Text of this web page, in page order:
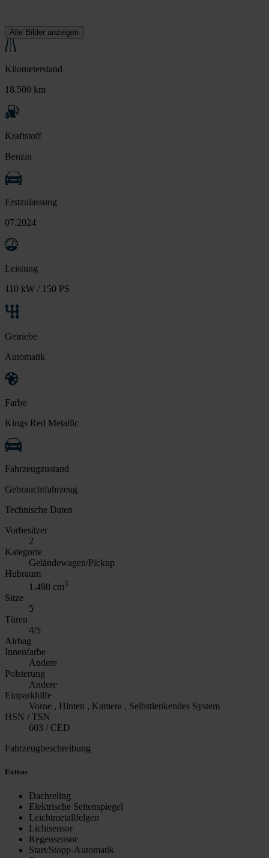
Alle Bilder anzeigen
Kilometerstand
18.500 km
Kraftstoff
Benzin
Erstzulassung
07.2024
Leistung
110 kW / 150 PS
Getriebe
Automatik
Farbe
Kings Red Metallic
Fahrzeugzustand
Gebrauchtfahrzeug
Technische Daten
Vorbesitzer
2
Kategorie
Geländewagen/Pickup
Hubraum
1.498 cm3
Sitze
5
Türen
4/5
Airbag
Innenfarbe
Andere
Polsterung
Andere
Einparkhilfe
Vorne , Hinten , Kamera , Selbstlenkendes System
HSN / TSN
603 / CED
Fahrzeugbeschreibung
Extras
Dachreling
Elektrische Seitenspiegel
Leichtmetallfelgen
Lichtsensor
Regensensor
Start/Stopp-Automatik